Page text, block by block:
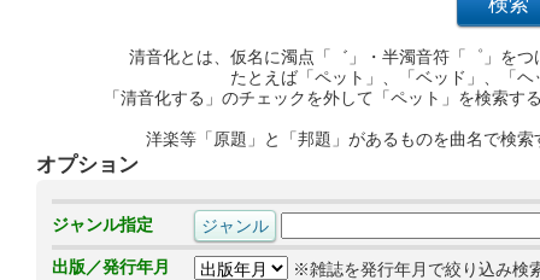
清音化とは、仮名に濁点「゛」・半濁音符「゜」を
たとえば「ペット」、「ベッド」、「
「清音化する」のチェックを外して「ペット」を検索
洋楽等「原題」と「邦題」があるものを曲名で検
オプション
ジャンル指定
出版／発行年月
※雑誌を発行年月で絞り込み検